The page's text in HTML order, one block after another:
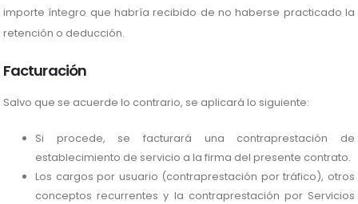
importe íntegro que habría recibido de no haberse practicado la
retención o deducción.
Facturación
Salvo que se acuerde lo contrario, se aplicará lo siguiente:
Si procede, se facturará una contraprestación de
establecimiento de servicio a la firma del presente contrato.
Los cargos por usuario (contraprestación por tráfico), otros
conceptos recurrentes y la contraprestación por Servicios